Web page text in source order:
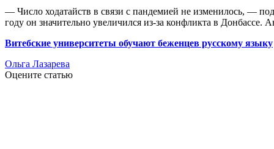
— Число ходатайств в связи с пандемией не изменилось, —
году он значительно увеличился из-за конфликта в
Витебские университеты обучают беженцев русскому языку
Ольга Лазарева
Оцените статью